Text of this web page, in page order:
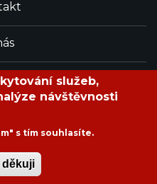
Muzikus s.r.o.
služeb,
návštěvnosti
s tím souhlasíte.
děkuji